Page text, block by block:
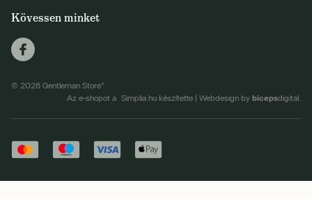
Kövessen minket
© 2026 Gentleman Store"
Az e-shopot a Simplia.hu készítette | Webdesign by bicepsdigital.